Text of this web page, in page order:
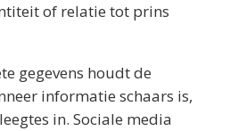
of relatie tot prins
gegevens houdt de
informatie schaars is,
in. Sociale media